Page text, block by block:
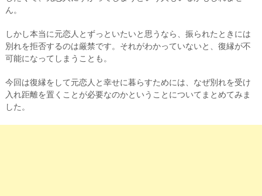
ん。
しかし本当に元恋人とずっといたいと思うなら、振られたときには
別れを拒否するのは厳禁です。それがわかっていないと、復縁が不
可能になってしまうことも。
今回は復縁をして元恋人と幸せに暮らすためには、なぜ別れを受け
入れ距離を置くことが必要なのかということについてまとめてみま
した。